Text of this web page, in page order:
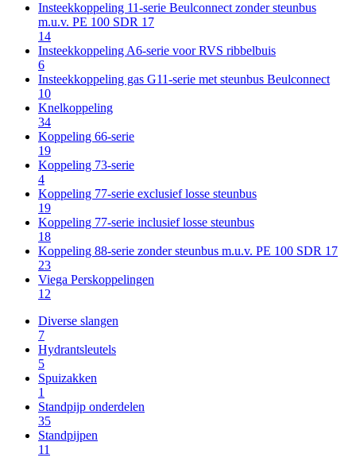
Insteekkoppeling 11-serie Beulconnect zonder steunbus
m.u.v. PE 100 SDR 17
14
Insteekkoppeling A6-serie voor RVS ribbelbuis
6
Insteekkoppeling gas G11-serie met steunbus Beulconnect
10
Knelkoppeling
34
Koppeling 66-serie
19
Koppeling 73-serie
4
Koppeling 77-serie exclusief losse steunbus
19
Koppeling 77-serie inclusief losse steunbus
18
Koppeling 88-serie zonder steunbus m.u.v. PE 100 SDR 17
23
Viega Perskoppelingen
12
Diverse slangen
7
Hydrantsleutels
5
Spuizakken
1
Standpijp onderdelen
35
Standpijpen
11